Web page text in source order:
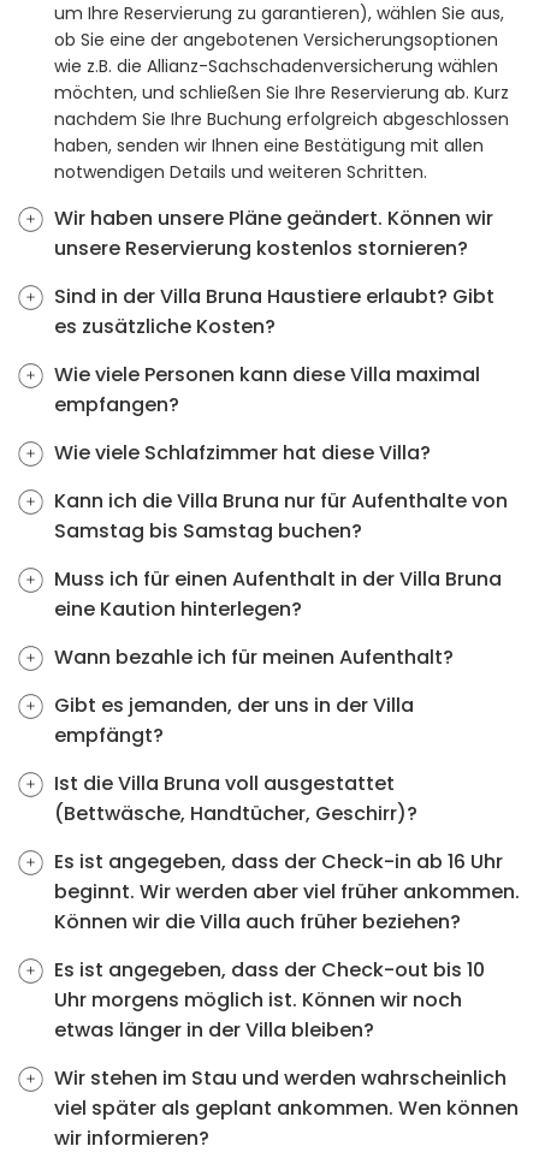
um Ihre Reservierung zu garantieren), wählen Sie aus,
ob Sie eine der angebotenen Versicherungsoptionen
wie z.B. die Allianz-Sachschadenversicherung wählen
möchten, und schließen Sie Ihre Reservierung ab. Kurz
nachdem Sie Ihre Buchung erfolgreich abgeschlossen
haben, senden wir Ihnen eine Bestätigung mit allen
notwendigen Details und weiteren Schritten.
Wir haben unsere Pläne geändert. Können wir
unsere Reservierung kostenlos stornieren?
Sind in der Villa Bruna Haustiere erlaubt? Gibt
es zusätzliche Kosten?
Wie viele Personen kann diese Villa maximal
empfangen?
Wie viele Schlafzimmer hat diese Villa?
Kann ich die Villa Bruna nur für Aufenthalte von
Samstag bis Samstag buchen?
Muss ich für einen Aufenthalt in der Villa Bruna
eine Kaution hinterlegen?
Wann bezahle ich für meinen Aufenthalt?
Gibt es jemanden, der uns in der Villa
empfängt?
Ist die Villa Bruna voll ausgestattet
(Bettwäsche, Handtücher, Geschirr)?
Es ist angegeben, dass der Check-in ab 16 Uhr
beginnt. Wir werden aber viel früher ankommen.
Können wir die Villa auch früher beziehen?
Es ist angegeben, dass der Check-out bis 10
Uhr morgens möglich ist. Können wir noch
etwas länger in der Villa bleiben?
Wir stehen im Stau und werden wahrscheinlich
viel später als geplant ankommen. Wen können
wir informieren?